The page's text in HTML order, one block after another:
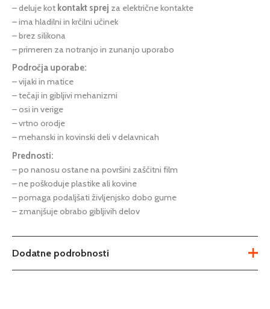
– deluje kot kontakt sprej za električne kontakte
– ima hladilni in krčilni učinek
– brez silikona
– primeren za notranjo in zunanjo uporabo
Področja uporabe:
– vijaki in matice
– tečaji in gibljivi mehanizmi
– osi in verige
– vrtno orodje
– mehanski in kovinski deli v delavnicah
Prednosti:
– po nanosu ostane na površini zaščitni film
– ne poškoduje plastike ali kovine
– pomaga podaljšati življenjsko dobo gume
– zmanjšuje obrabo gibljivih delov
Dodatne podrobnosti